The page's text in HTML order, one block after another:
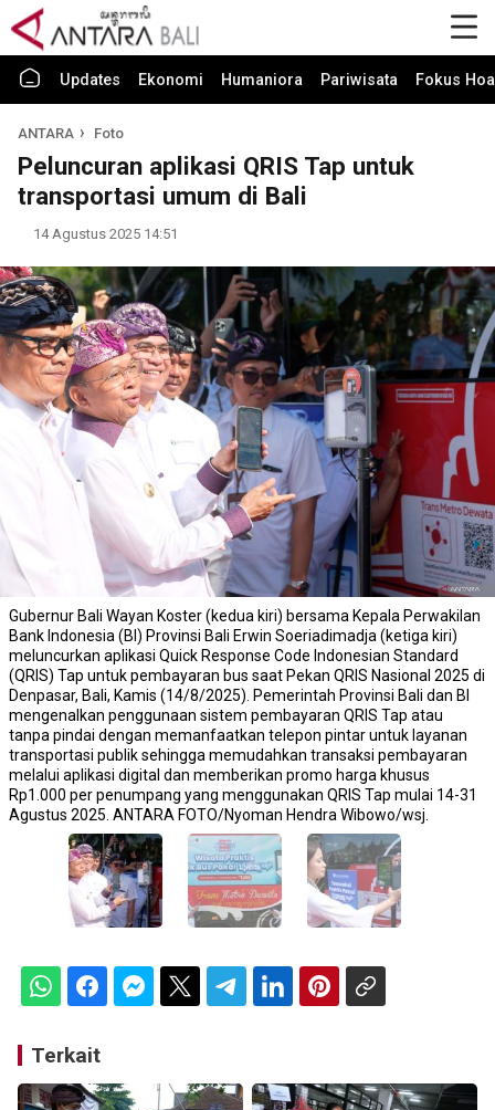
Updates Ekonomi Humaniora Pariwisata Fokus
ANTARA Foto
Peluncuran aplikasi QRIS Tap untuk
transportasi umum di Bali
14 Agustus 2025 14:51
Gubernur Bali Wayan Koster (kedua kiri) bersama Kepala Perwakilan
Bank Indonesia (BI) Provinsi Bali Erwin Soeriadimadja (ketiga kiri)
meluncurkan aplikasi Quick Response Code Indonesian Standard
(QRIS) Tap untuk pembayaran bus saat Pekan QRIS Nasional 2025 di
Denpasar, Bali, Kamis (14/8/2025). Pemerintah Provinsi Bali dan BI
mengenalkan penggunaan sistem pembayaran QRIS Tap atau
tanpa pindai dengan memanfaatkan telepon pintar untuk layanan
transportasi publik sehingga memudahkan transaksi pembayaran
melalui aplikasi digital dan memberikan promo harga khusus
Rp1.000 per penumpang yang menggunakan QRIS Tap mulai 14-31
Agustus 2025. ANTARA FOTO/Nyoman Hendra Wibowo/wsj.
Terkait